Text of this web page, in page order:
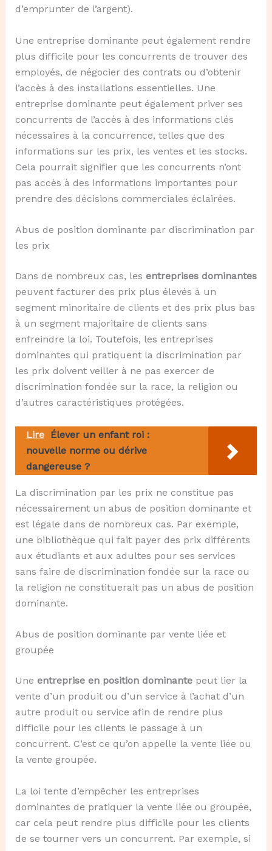
d’emprunter de l’argent).
Une entreprise dominante peut également rendre
plus difficile pour les concurrents de trouver des
employés, de négocier des contrats ou d’obtenir
l’accès à des installations essentielles. Une
entreprise dominante peut également priver ses
concurrents de l’accès à des informations clés
nécessaires à la concurrence, telles que des
informations sur les prix, les ventes et les stocks.
Cela pourrait signifier que les concurrents n’ont
pas accès à des informations importantes pour
prendre des décisions commerciales éclairées.
Abus de position dominante par discrimination par
les prix
Dans de nombreux cas, les entreprises dominantes
peuvent facturer des prix plus élevés à un
segment minoritaire de clients et des prix plus bas
à un segment majoritaire de clients sans
enfreindre la loi. Toutefois, les entreprises
dominantes qui pratiquent la discrimination par
les prix doivent veiller à ne pas exercer de
discrimination fondée sur la race, la religion ou
d’autres caractéristiques protégées.
Lire Élever un enfant roi :
nouvelle norme ou dérive
dangereuse ?
La discrimination par les prix ne constitue pas
nécessairement un abus de position dominante et
est légale dans de nombreux cas. Par exemple,
une bibliothèque qui fait payer des prix différents
aux étudiants et aux adultes pour ses services
sans faire de discrimination fondée sur la race ou
la religion ne constituerait pas un abus de position
dominante.
Abus de position dominante par vente liée et
groupée
Une entreprise en position dominantepeut lier la
vente d’un produit ou d’un service à l’achat d’un
autre produit ou service afin de rendre plus
difficile pour les clients le passage à un
concurrent. C’est ce qu’on appelle la vente liée ou
la vente groupée.
La loi tente d’empêcher les entreprises
dominantes de pratiquer la vente liée ou groupée,
car cela peut rendre plus difficile pour les clients
de se tourner vers un concurrent. Par exemple, si